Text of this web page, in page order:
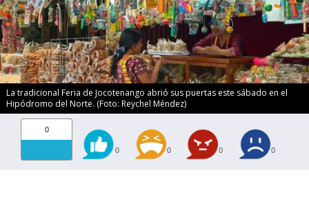
La tradicional Feria de Jocotenango abrió sus puertas este sábado en el
Hipódromo del Norte. (Foto: Reychel Méndez)
0
0 0 0 0